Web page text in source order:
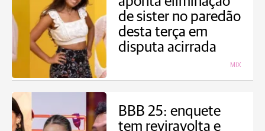
de sister no paredão
desta terça em
disputa acirrada
MIX
BBB 25: enquete
tem reviravolta e